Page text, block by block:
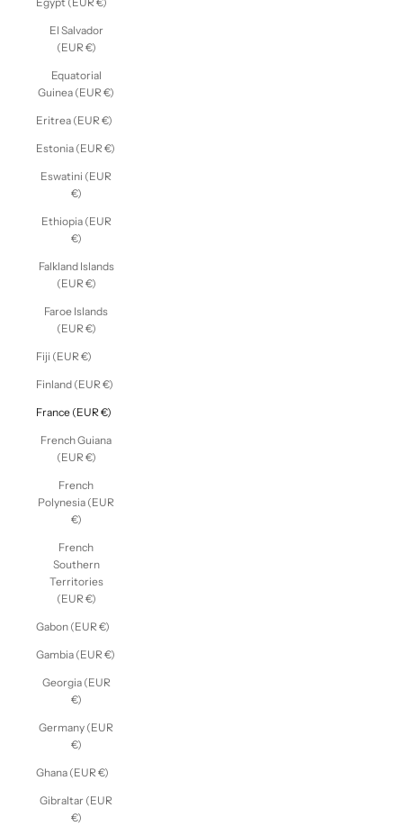
El Salvador
(EUR €)
Equatorial
Guinea (EUR €)
Eritrea (EUR €)
Estonia (EUR €)
Eswatini (EUR
€)
Ethiopia (EUR
€)
Falkland Islands
(EUR €)
Faroe Islands
(EUR €)
Fiji (EUR €)
Finland (EUR €)
France (EUR €)
French Guiana
(EUR €)
French
Polynesia (EUR
€)
French
Southern
Territories
(EUR €)
Gabon (EUR €)
Gambia (EUR €)
Georgia (EUR
€)
Germany (EUR
€)
Ghana (EUR €)
Gibraltar (EUR
€)